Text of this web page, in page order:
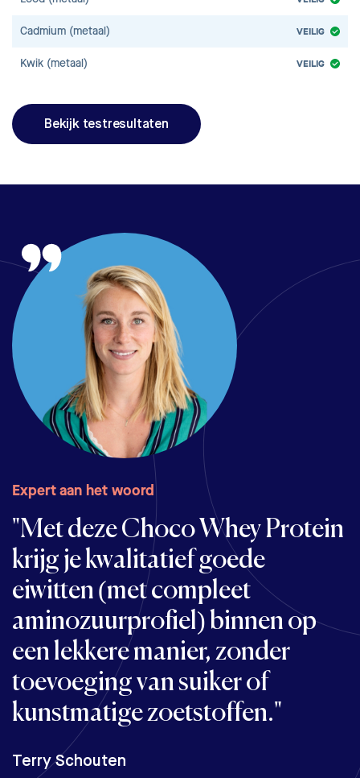
Cadmium (metaal) VEILIG
Kwik (metaal) VEILIG
Bekijk testresultaten
Expert aan het woord
"Met deze Choco Whey Protein
krijg je kwalitatief goede
eiwitten (met compleet
aminozuurprofiel) binnen op
een lekkere manier, zonder
toevoeging van suiker of
kunstmatige zoetstoffen."
Terry Schouten
Expert aan het woord
"Een goede shake om
spierherstel en spieropbouw te
ondersteunen. Het is hoog in
eiwitten en vrij van potentieel
schadelijke stoffen zoals
aspartaam en sucralose."
Ryan Schiltmans
Personal Trainer